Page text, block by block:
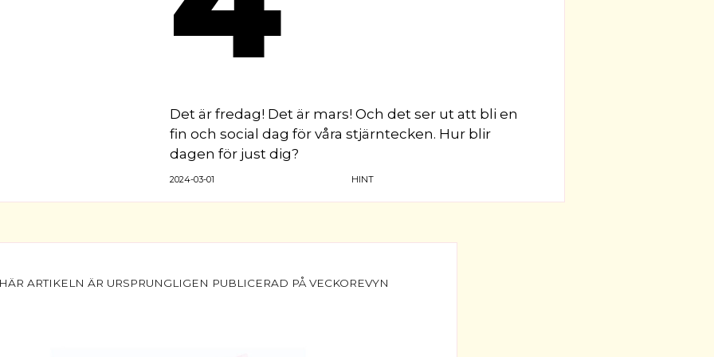
Det är fredag! Det är mars! Och det ser ut att bli en
fin och social dag för våra stjärntecken. Hur blir
dagen för just dig?
2024-03-01 HINT